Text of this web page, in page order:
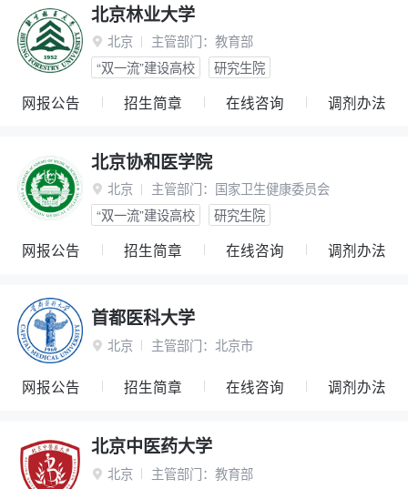
北京林业大学
 北京 主管部门： 教育部
“双一流”建设高校
研究生院
网报公告 招生简章 在线咨询 调剂办法
北京协和医学院
 北京 主管部门： 国家卫生健康委员会
“双一流”建设高校
研究生院
网报公告 招生简章 在线咨询 调剂办法
首都医科大学
 北京 主管部门： 北京市
网报公告 招生简章 在线咨询 调剂办法
北京中医药大学
 北京 主管部门： 教育部